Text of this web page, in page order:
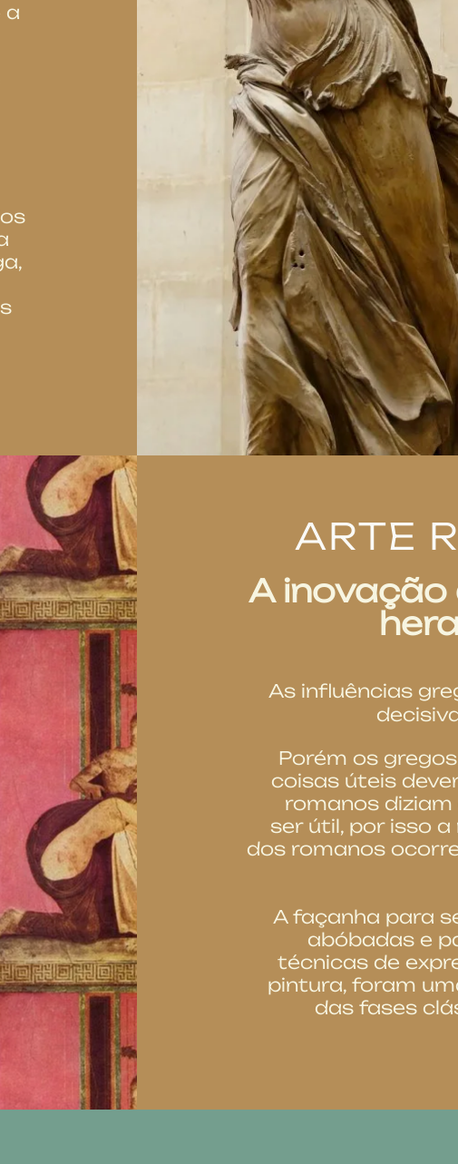
a
ARTE
A
As influências
Porém os
coisas úteis
romanos diziam
ser útil, por isso
dos romanos
A façanha para
abóbadas e
técnicas de
pintura, foram
das fases